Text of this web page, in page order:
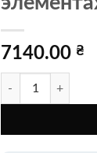
7140.00 ₴
Количество